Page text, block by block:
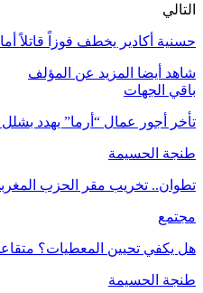
التالي
حسنية أكادير يخطف فوزاً قاتلاً
شاهد أيضا المزيد عن المؤلف
باقي الجهات
تأخر أجور عمال “أرما” يهدد
طنجة الحسيمة
تطوان.. تخريب مقر الحزب
مجتمع
هل يكفي تحيين المعطيات؟
طنجة الحسيمة